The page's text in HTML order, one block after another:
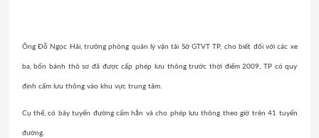
Ông Đỗ Ngọc Hải, trưởng phòng quản lý vận tải Sở GTVT TP, cho biết đối với các xe
ba, bốn bánh thô sơ đã được cấp phép lưu thông trước thời điểm 2009, TP có quy
định cấm lưu thông vào khu vực trung tâm.
Cụ thể, có bảy tuyến đường cấm hẳn và cho phép lưu thông theo giờ trên 41 tuyến
đường.